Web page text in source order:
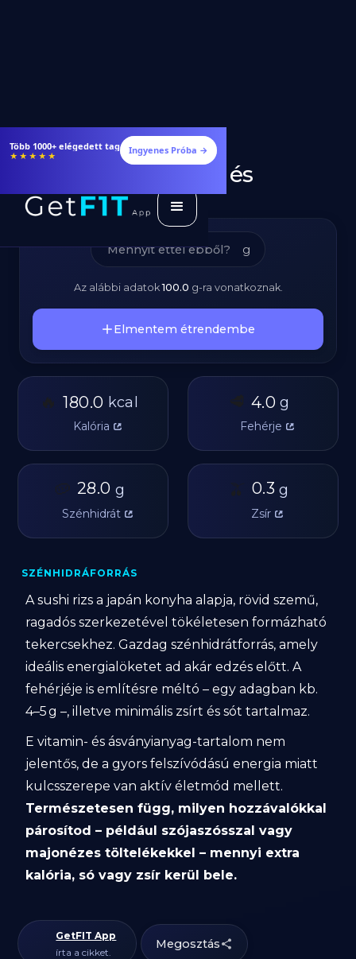
Étrendek, receptek és edzéstervek
★★★★★ Ingyenes Próba →
Sushi Rizs –
Kalóriatartalom és
Tápanyagok
g
Az alábbi adatok100.0 g-ra vonatkoznak.
Elmentem étrendembe
🔥 180.0 kcal
Kalória
🥩 4.0 g
Fehérje
🥔 28.0 g
Szénhidrát
🫒 0.3 g
Zsír
SZÉNHIDRÁFORRÁS
A sushi rizs a japán konyha alapja, rövid szemű,
ragadós szerkezetével tökéletesen formázható
tekercsekhez. Gazdag szénhidrátforrás, amely
ideális energialöketet ad akár edzés előtt. A
fehérjéje is említésre méltó – egy adagban kb.
4–5 g –, illetve minimális zsírt és sót tartalmaz.
E vitamin- és ásványianyag-tartalom nem
jelentős, de a gyors felszívódású energia miatt
kulcsszerepe van aktív életmód mellett.
Természetesen függ, milyen hozzávalókkal
párosítod – például szójaszósszal vagy
majonézes töltelékekkel – mennyi extra
kalória, só vagy zsír kerül bele.
GetFIT App
írta a cikket.
Megosztás